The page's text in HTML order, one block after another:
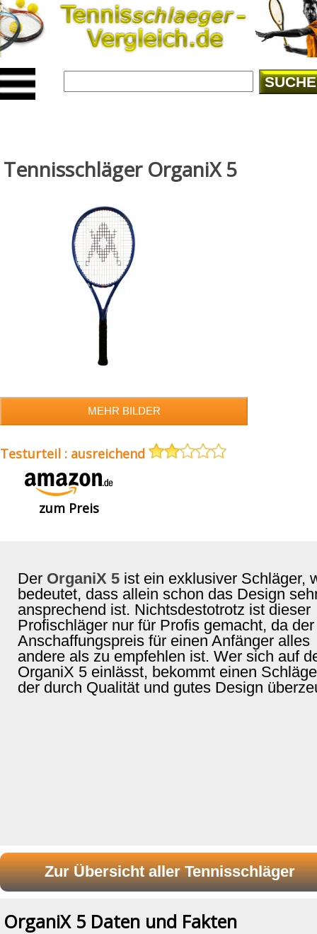
Tennisschläger OrganiX 5
Testurteil : ausreichend
zum Preis
Der OrganiX 5 ist ein exklusiver Schläger,
bedeutet, dass allein schon das Design
ansprechend ist. Nichtsdestotrotz ist dieser
Profischläger nur für Profis gemacht, da der
Anschaffungspreis für einen Anfänger alles
andere als zu empfehlen ist. Wer sich auf
OrganiX 5 einlässt, bekommt einen
der durch Qualität und gutes Design
OrganiX 5 Daten und Fakten